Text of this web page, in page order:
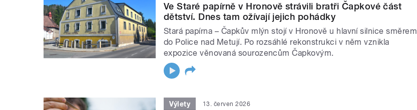
Ve Staré papírně v Hronově strávili bratři Čapkové část
dětství. Dnes tam ožívají jejich pohádky
Stará papírna – Čapkův mlýn stojí v Hronově u hlavní silnice směrem
do Police nad Metují. Po rozsáhlé rekonstrukci v něm vznikla
expozice věnovaná sourozencům Čapkovým.
Výlety 13. červen 2026